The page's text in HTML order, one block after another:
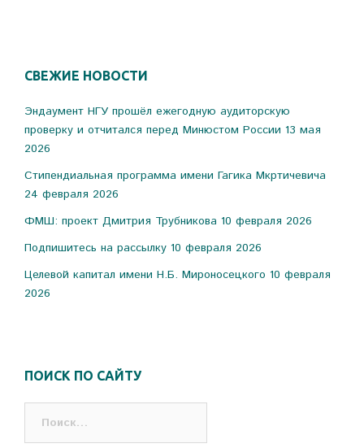
СВЕЖИЕ НОВОСТИ
Эндаумент НГУ прошёл ежегодную аудиторскую
проверку и отчитался перед Минюстом России 13 мая
2026
Стипендиальная программа имени Гагика Мкртичевича
24 февраля 2026
ФМШ: проект Дмитрия Трубникова 10 февраля 2026
Подпишитесь на рассылку 10 февраля 2026
Целевой капитал имени Н.Б. Мироносецкого 10 февраля
2026
ПОИСК ПО САЙТУ